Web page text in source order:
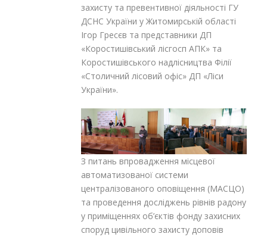
захисту та превентивної діяльності ГУ
ДСНС України у Житомирській області
Ігор Гресєв та представники ДП
«Коростишівський лісгосп АПК» та
Коростишівського надлісництва Філії
«Столичний лісовий офіс» ДП «Ліси
України».
З питань впровадження місцевої
автоматизованої системи
централізованого оповіщення (МАСЦО)
та проведення досліджень рівнів радону
у приміщеннях об’єктів фонду захисних
споруд цивільного захисту доповів